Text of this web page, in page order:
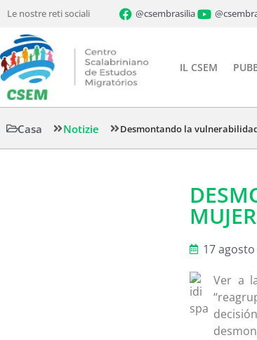
Le nostre reti sociali @csembrasilia
IL CSEM
Casa Notizie Desmontando la
17
Ver a